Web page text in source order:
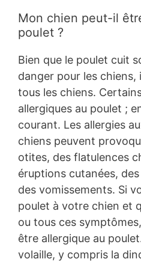
Mon chien peut-il
poulet ?
Bien que le poulet cuit
danger pour les chiens,
tous les chiens.
allergiques au poulet ;
courant. Les allergies
chiens peuvent
otites, des flatulences
éruptions cutanées,
des vomissements. Si
poulet à votre chien et
ou tous ces
être allergique au
volaille, y compris la